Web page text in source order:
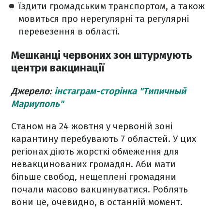
їздити громадським транспортом, а також
мовиться про нерегулярні та регулярні
перевезення в області.
Мешканці червоних зон штурмують
центри вакцинації
Джерело: інстаграм-сторінка "Типичный
Мариуполь"
Станом на 24 жовтня у червоній зоні
карантину перебувають 7 областей. У цих
регіонах діють жорсткі обмеження для
невакцинованих громадян. Аби мати
більше свобод, нещеплені громадяни
почали масово вакцинуватися. Роблять
вони це, очевидно, в останній момент.